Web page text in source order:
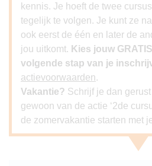
kennis. Je hoeft de twee
tegelijk te volgen. Je kunt ze
ook eerst de één en later de
jou uitkomt. Kies jouw
volgende stap van je
actievoorwaarden.
Vakantie? Schrijf je dan
gewoon van de actie ‘2de
de zomervakantie starten met